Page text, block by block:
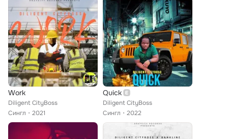
Work
Diligent CityBoss
Сингл
2021
Quick
Diligent CityBoss
Сингл
2022